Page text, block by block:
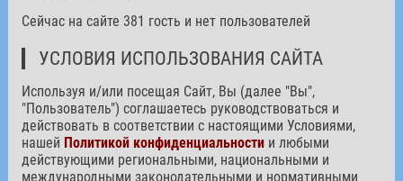
Сейчас на сайте 381 гость и нет пользователей
УСЛОВИЯ ИСПОЛЬЗОВАНИЯ САЙТА
Используя и/или посещая Сайт, Вы (далее "Вы",
"Пользователь") соглашаетесь руководствоваться и
действовать в соответствии с настоящими Условиями,
нашей Политикой конфиденциальностии любыми
действующими региональными, национальными и
международными законодательными и нормативными